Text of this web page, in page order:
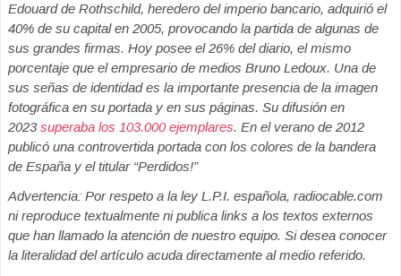
Edouard de Rothschild, heredero del imperio bancario, adquirió el
40% de su capital en 2005, provocando la partida de algunas de
sus grandes firmas. Hoy posee el 26% del diario, el mismo
porcentaje que el empresario de medios Bruno Ledoux. Una de
sus señas de identidad es la importante presencia de la imagen
fotográfica en su portada y en sus páginas. Su difusión en
2023superaba los 103.000 ejemplares. En el verano de 2012
publicó una controvertida portada con los colores de la bandera
de España y el titular “Perdidos!”
Advertencia: Por respeto a la ley L.P.I. española, radiocable.com
ni reproduce textualmente ni publica links a los textos externos
que han llamado la atención de nuestro equipo. Si desea conocer
la literalidad del artículo acuda directamente al medio referido.